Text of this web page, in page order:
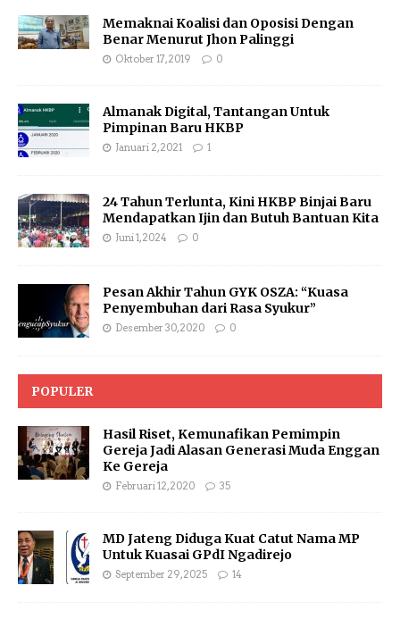
Memaknai Koalisi dan Oposisi Dengan
Benar Menurut Jhon Palinggi
Oktober 17, 2019 0
Almanak Digital, Tantangan Untuk
Pimpinan Baru HKBP
Januari 2, 2021 1
24 Tahun Terlunta, Kini HKBP Binjai Baru
Mendapatkan Ijin dan Butuh Bantuan Kita
Juni 1, 2024 0
Pesan Akhir Tahun GYK OSZA: “Kuasa
Penyembuhan dari Rasa Syukur”
Desember 30, 2020 0
POPULER
Hasil Riset, Kemunafikan Pemimpin
Gereja Jadi Alasan Generasi Muda Enggan
Ke Gereja
Februari 12, 2020 35
MD Jateng Diduga Kuat Catut Nama MP
Untuk Kuasai GPdI Ngadirejo
September 29, 2025 14